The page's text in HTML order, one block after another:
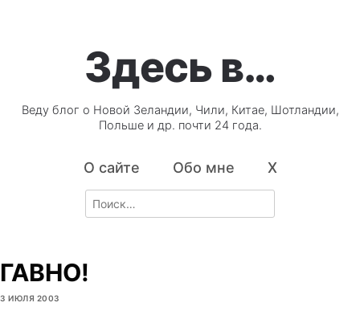
Здесь в…
Веду блог о Новой Зеландии, Чили, Китае, Шотландии,
Польше и др. почти 24 года.
О сайте Обо мне X
Search
for:
ГАВНО!
3 ИЮЛЯ 2003